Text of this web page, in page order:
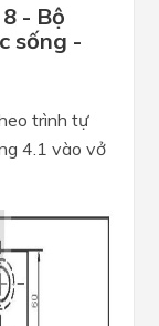
- Bộ
sống -
trình tự
4.1 vào vở